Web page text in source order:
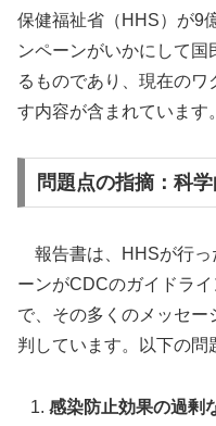
保健福祉省（HHS）が9
ンペーンがいかにして
るものであり、現在の
す内容が含まれています。
問題点の指摘：科
報告書は、HHSが行っ
ーンがCDCのガイドラ
で、その多くのメッセ
判しています。以下の問
感染防止効果の過剰